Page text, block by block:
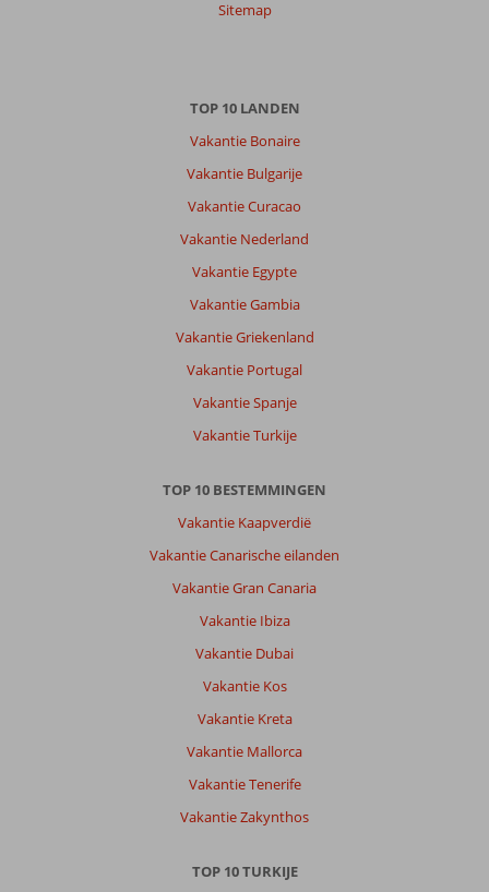
Sitemap
TOP 10 LANDEN
Vakantie Bonaire
Vakantie Bulgarije
Vakantie Curacao
Vakantie Nederland
Vakantie Egypte
Vakantie Gambia
Vakantie Griekenland
Vakantie Portugal
Vakantie Spanje
Vakantie Turkije
TOP 10 BESTEMMINGEN
Vakantie Kaapverdië
Vakantie Canarische eilanden
Vakantie Gran Canaria
Vakantie Ibiza
Vakantie Dubai
Vakantie Kos
Vakantie Kreta
Vakantie Mallorca
Vakantie Tenerife
Vakantie Zakynthos
TOP 10 TURKIJE